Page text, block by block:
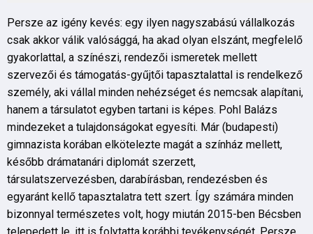
Persze az igény kevés: egy ilyen nagyszabású vállalkozás
csak akkor válik valósággá, ha akad olyan elszánt, megfelelő
gyakorlattal, a színészi, rendezői ismeretek mellett
szervezői és támogatás-gyűjtői tapasztalattal is rendelkező
személy, aki vállal minden nehézséget és nemcsak alapítani,
hanem a társulatot egyben tartani is képes. Pohl Balázs
mindezeket a tulajdonságokat egyesíti. Már (budapesti)
gimnazista korában elkötelezte magát a színház mellett,
később drámatanári diplomát szerzett,
társulatszervezésben, darabírásban, rendezésben és
egyaránt kellő tapasztalatra tett szert. Így számára minden
bizonnyal természetes volt, hogy miután 2015-ben Bécsben